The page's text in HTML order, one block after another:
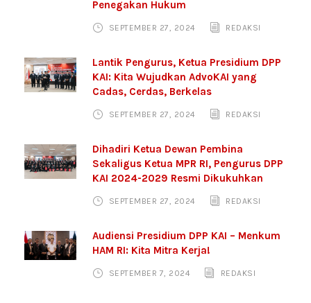
Penegakan Hukum
SEPTEMBER 27, 2024 REDAKSI
Lantik Pengurus, Ketua Presidium DPP
KAI: Kita Wujudkan AdvoKAI yang
Cadas, Cerdas, Berkelas
SEPTEMBER 27, 2024 REDAKSI
Dihadiri Ketua Dewan Pembina
Sekaligus Ketua MPR RI, Pengurus DPP
KAI 2024-2029 Resmi Dikukuhkan
SEPTEMBER 27, 2024 REDAKSI
Audiensi Presidium DPP KAI – Menkum
HAM RI: Kita Mitra Kerja!
SEPTEMBER 7, 2024 REDAKSI